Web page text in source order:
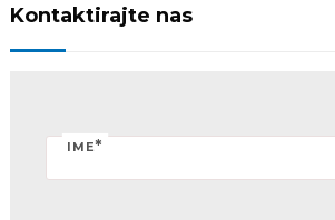
Kontaktirajte nas
IME*